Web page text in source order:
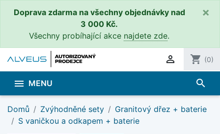
Doprava zdarma na všechny objednávky nad
3 000 Kč.
Všechny probíhající akce najdete zde.
×
 shopping_cart (0)
 MENU search
Domů Zvýhodněné sety
Granitový dřez + baterie
S vaničkou a odkapem + baterie